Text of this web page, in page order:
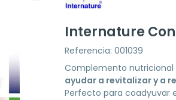
Internature
Referencia: 001039
Complemento nutricional
ayudar a revitalizar y a
Perfecto para coadyuvar